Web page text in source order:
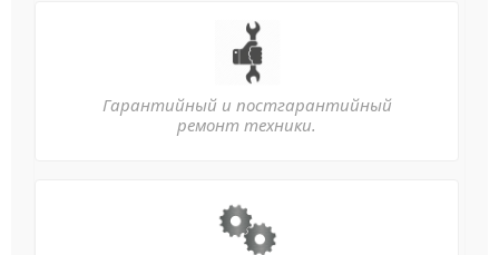
Гарантийный и постгарантийный
ремонт техники.